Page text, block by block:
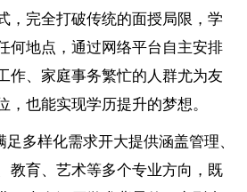
，完全打破传统的面授局限，学
何地点，通过网络平台自主安排
作、家庭事务繁忙的人群尤为友
，也能实现学历提升的梦想。
多样化需求开大提供涵盖管理、
教育、艺术等多个专业方向，既